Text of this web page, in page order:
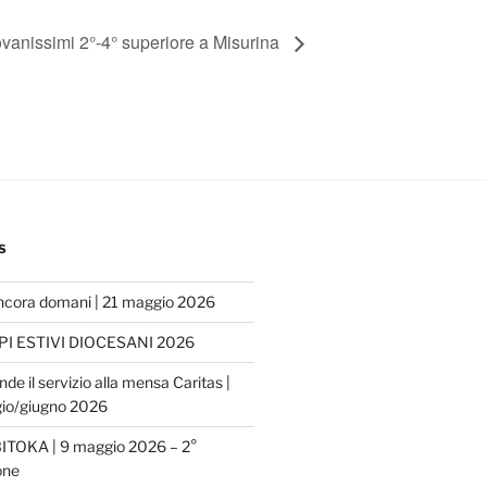
2°-4° superiore a Misurina
domani | 21 maggio 2026
ESTIVI DIOCESANI 2026
il servizio alla mensa Caritas |
giugno 2026
| 9 maggio 2026 – 2°